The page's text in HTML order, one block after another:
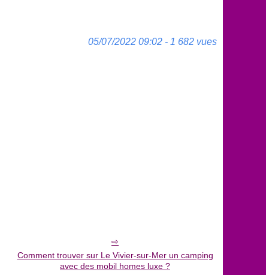
05/07/2022 09:02 - 1 682 vues
Comment trouver sur Le Vivier-sur-Mer un camping
avec des mobil homes luxe ?